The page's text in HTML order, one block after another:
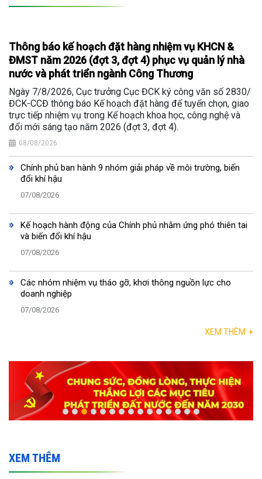
Thông báo kế hoạch đặt hàng nhiệm vụ KHCN &
ĐMST năm 2026 (đợt 3, đợt 4) phục vụ quản lý nhà
nước và phát triển ngành Công Thương
Ngày 7/8/2026, Cục trưởng Cục ĐCK ký công văn số 2830/
ĐCK-CCĐ thông báo Kế hoạch đặt hàng để tuyển chọn, giao
trực tiếp nhiệm vụ trong Kế hoạch khoa học, công nghệ và
đổi mới sáng tạo năm 2026 (đợt 3, đợt 4).
08/08/2026
Chính phủ ban hành 9 nhóm giải pháp về môi trường, biến
đổi khí hậu
07/08/2026
Kế hoạch hành động của Chính phủ nhằm ứng phó thiên tai
và biến đổi khí hậu
07/08/2026
Các nhóm nhiệm vụ tháo gỡ, khơi thông nguồn lực cho
doanh nghiệp
07/08/2026
XEM THÊM +
XEM THÊM